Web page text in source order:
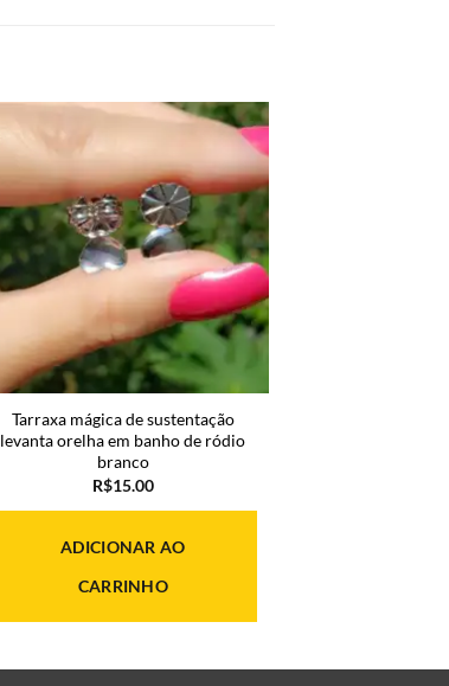
Tarraxa mágica de sustentação
levanta orelha em banho de ródio
branco
R$15.00
ADICIONAR AO
CARRINHO